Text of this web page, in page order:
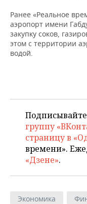
Ранее «Реальное
аэропорт имени
закупку соков,
этом с территории
водой.
группу
страницу в
времени».
«Дзене».
Экономика